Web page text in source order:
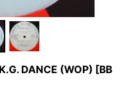
DANCE (WOP) [BB